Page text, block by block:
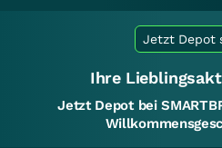
Jetzt Depot
Ihre
Jetzt Depot bei